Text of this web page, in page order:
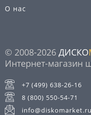
О нас
© 2008-2026 ДИСКО
Интернет-магазин
+7 (499) 638-26-16
8 (800) 550-54-71
info@diskomarket.ru